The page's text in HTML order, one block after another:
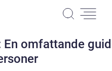
omfattande